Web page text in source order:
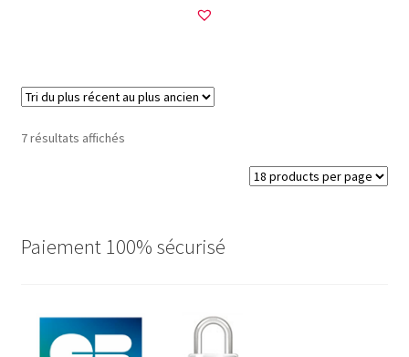
7 résultats affichésTrié
plus
ancien
Paiement 100% sécurisé